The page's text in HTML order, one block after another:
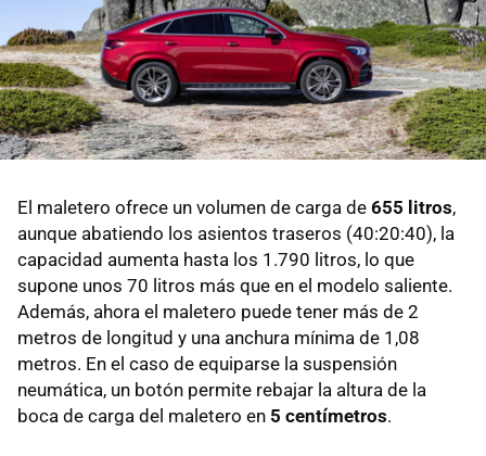
El maletero ofrece un volumen de carga de 655 litros,
aunque abatiendo los asientos traseros (40:20:40), la
capacidad aumenta hasta los 1.790 litros, lo que
supone unos 70 litros más que en el modelo saliente.
Además, ahora el maletero puede tener más de 2
metros de longitud y una anchura mínima de 1,08
metros. En el caso de equiparse la suspensión
neumática, un botón permite rebajar la altura de la
boca de carga del maletero en 5 centímetros.